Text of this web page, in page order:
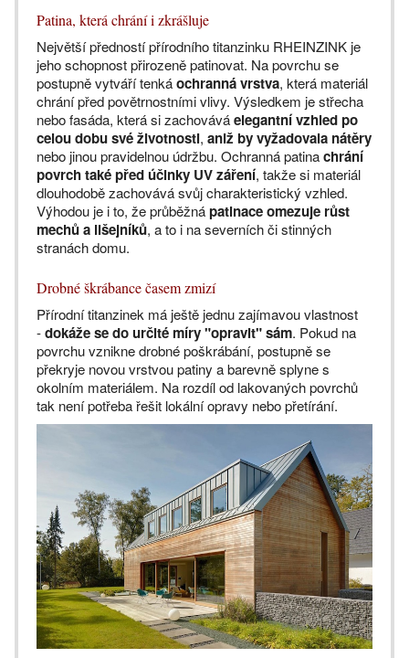
Patina, která chrání i zkrášluje
Největší předností přírodního titanzinku RHEINZINK je
jeho schopnost přirozeně patinovat. Na povrchu se
postupně vytváří tenkáochranná vrstva, která materiál
chrání před povětrnostními vlivy. Výsledkem je střecha
nebo fasáda, která si zachováváelegantní vzhled po
celou dobu své životnosti, aniž by vyžadovala nátěry
nebo jinou pravidelnou údržbu. Ochranná patinachrání
povrch také před účinky UV záření, takže si materiál
dlouhodobě zachovává svůj charakteristický vzhled.
Výhodou je i to, že průběžnápatinace omezuje růst
mechů a lišejníků, a to i na severních či stinných
stranách domu.
Drobné škrábance časem zmizí
Přírodní titanzinek má ještě jednu zajímavou vlastnost
-dokáže se do určité míry "opravit" sám. Pokud na
povrchu vznikne drobné poškrábání, postupně se
překryje novou vrstvou patiny a barevně splyne s
okolním materiálem. Na rozdíl od lakovaných povrchů
tak není potřeba řešit lokální opravy nebo přetírání.